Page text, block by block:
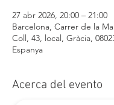
27 abr 2026, 20:00 – 21:00
Barcelona, Carrer de la
Coll, 43, local, Gràcia,
Espanya
Acerca del evento